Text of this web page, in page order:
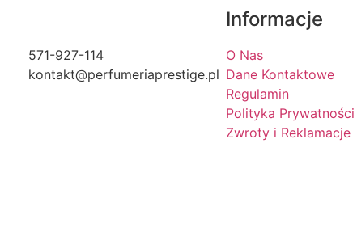
571-927-114
kontakt@perfumeriaprestige.pl
Informacje
O Nas
Dane Kontaktowe
Regulamin
Polityka Prywatności
Zwroty i Reklamacje